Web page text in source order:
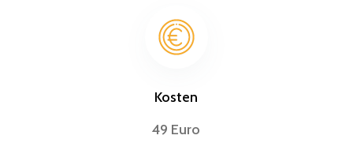
Kosten
49 Euro